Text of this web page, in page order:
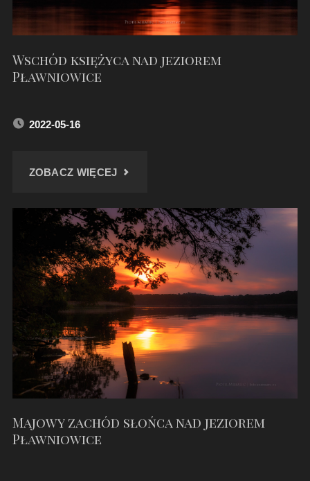
Wschód księżyca nad jeziorem
Pławniowice
2022-05-16
ZOBACZ WIĘCEJ"WSCHÓD
KSIĘŻYCA
NAD
JEZIOREM
PŁAWNIOWICE"
Majowy zachód słońca nad jeziorem
Pławniowice